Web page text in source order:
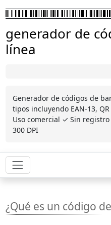
generador de
línea
Generador de códigos de
tipos incluyendo EAN-13,
Uso comercial ✓ Sin registro
300 DPI
¿Qué es un código